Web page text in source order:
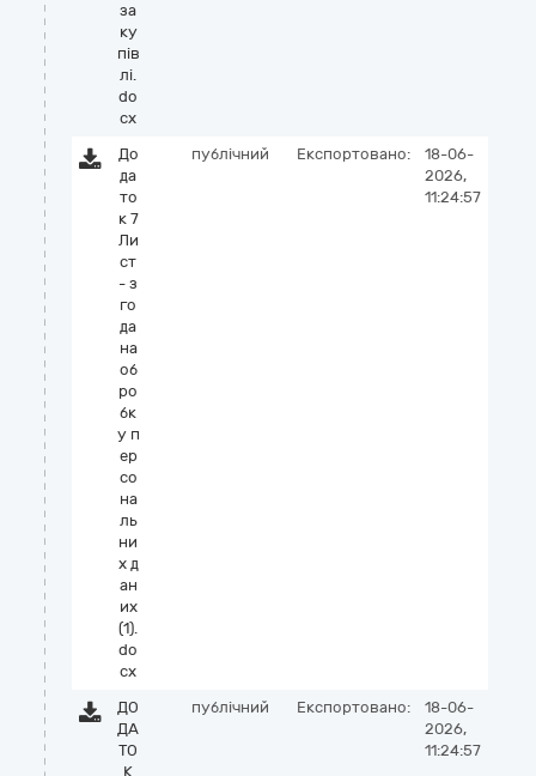
за
ку
пів
лі.
do
cx
До
да
то
к 7
Ли
ст
- з
го
да
на
об
ро
бк
у п
ер
со
на
ль
ни
х д
ан
их
(1).
do
cx
публічний Експортовано:
18-06-
2026,
11:24:57
ДО
ДА
ТО
К
публічний Експортовано:
18-06-
2026,
11:24:57